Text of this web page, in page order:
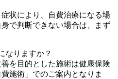
状により、自費治療になる場
で判断できない場合は、まず
なりますか？
を目的とした施術は健康保険
施術」でのご案内となりま